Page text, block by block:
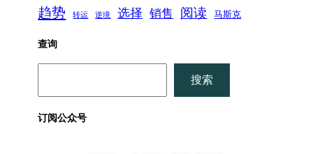
趋势 转运 逆境 选择 销售 阅读 马斯克
查询
搜索
订阅公众号